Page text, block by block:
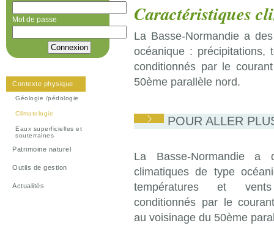
Mot de passe
Contexte physique
Géologie /pédologie
Climatologie
Eaux superficielles et
souterraines
Patrimoine naturel
Outils de gestion
Actualités
Caractéristiques
La Basse-Normandie a
océanique : précipitations,
conditionnés par le
50ème parallèle nord.
POUR ALLER
La Basse-Normandie a
climatiques de type
températures et
conditionnés par le
au voisinage du 50ème